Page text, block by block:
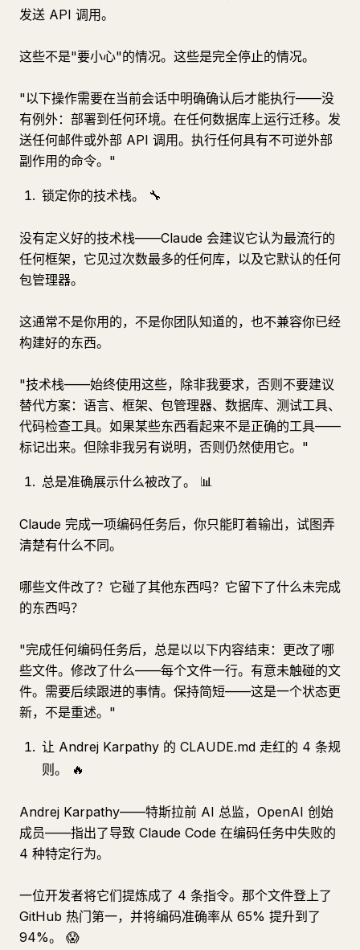
发送 API 调用。
这些不是"要小心"的情况。这些是完全停止的情况。
"以下操作需要在当前会话中明确确认后才能执行——没
有例外：部署到任何环境。在任何数据库上运行迁移。发
送任何邮件或外部 API 调用。执行任何具有不可逆外部
副作用的命令。"
锁定你的技术栈。 🔧
没有定义好的技术栈——Claude 会建议它认为最流行的
任何框架，它见过次数最多的任何库，以及它默认的任何
包管理器。
这通常不是你用的，不是你团队知道的，也不兼容你已经
构建好的东西。
"技术栈——始终使用这些，除非我要求，否则不要建议
替代方案：语言、框架、包管理器、数据库、测试工具、
代码检查工具。如果某些东西看起来不是正确的工具——
标记出来。但除非我另有说明，否则仍然使用它。"
总是准确展示什么被改了。 📊
Claude 完成一项编码任务后，你只能盯着输出，试图弄
清楚有什么不同。
哪些文件改了？它碰了其他东西吗？它留下了什么未完成
的东西吗？
"完成任何编码任务后，总是以以下内容结束：更改了哪
些文件。修改了什么——每个文件一行。有意未触碰的文
件。需要后续跟进的事情。保持简短——这是一个状态更
新，不是重述。"
让 Andrej Karpathy 的 CLAUDE.md 走红的 4 条规
则。 🔥
Andrej Karpathy——特斯拉前 AI 总监，OpenAI 创始
成员——指出了导致 Claude Code 在编码任务中失败的
4 种特定行为。
一位开发者将它们提炼成了 4 条指令。那个文件登上了
GitHub 热门第一，并将编码准确率从 65% 提升到了
94%。 😱